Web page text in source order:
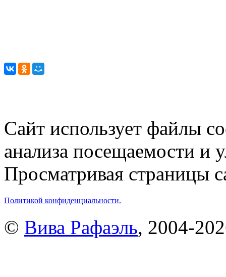
Сайт использует файлы
анализа посещаемости и
Просматривая страницы
Политикой конфиденциальности.
© Вива Рафаэль, 2004-